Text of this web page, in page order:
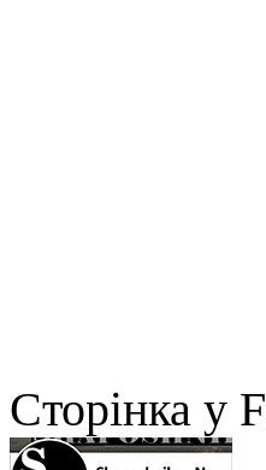
Cторінка у